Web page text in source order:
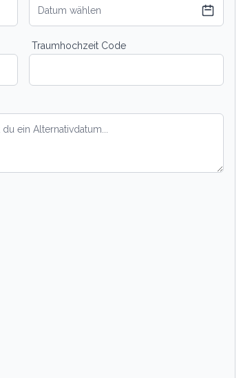
Datum wählen
Traumhochzeit Code